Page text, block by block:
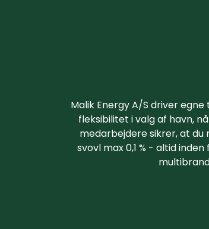
Malik Energy A/S driver
fleksibilitet i valg af havn,
medarbejdere sikrer, at du
svovl max 0,1 % - altid